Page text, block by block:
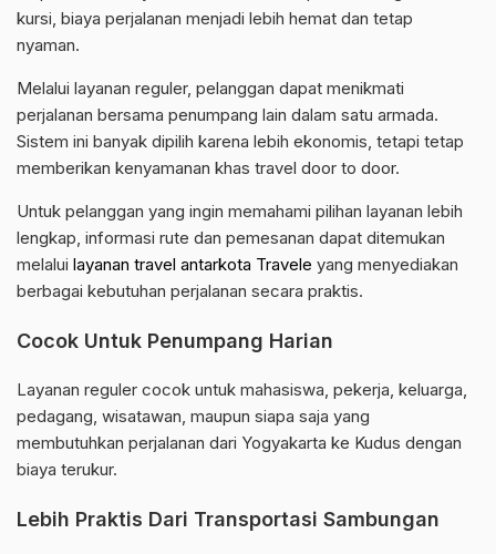
kursi, biaya perjalanan menjadi lebih hemat dan tetap
nyaman.
Melalui layanan reguler, pelanggan dapat menikmati
perjalanan bersama penumpang lain dalam satu armada.
Sistem ini banyak dipilih karena lebih ekonomis, tetapi tetap
memberikan kenyamanan khas travel door to door.
Untuk pelanggan yang ingin memahami pilihan layanan lebih
lengkap, informasi rute dan pemesanan dapat ditemukan
melalui layanan travel antarkota Travele yang menyediakan
berbagai kebutuhan perjalanan secara praktis.
Cocok Untuk Penumpang Harian
Layanan reguler cocok untuk mahasiswa, pekerja, keluarga,
pedagang, wisatawan, maupun siapa saja yang
membutuhkan perjalanan dari Yogyakarta ke Kudus dengan
biaya terukur.
Lebih Praktis Dari Transportasi Sambungan